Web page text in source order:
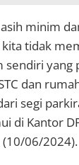
minim
tidak
sendiri yang
dan
segi
di Kantor
(10/06/2024).